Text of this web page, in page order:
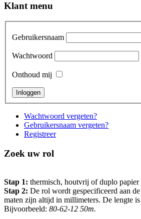
Klant menu
Gebruikersnaam
Wachtwoord
Onthoud mij
Wachtwoord vergeten?
Gebruikersnaam vergeten?
Registreer
Zoek uw rol
Stap 1: thermisch, houtvrij of duplo papier
Stap 2: De rol wordt gespecificeerd aan
maten zijn altijd in millimeters. De lengte is
Bijvoorbeeld: 80-62-12 50m.